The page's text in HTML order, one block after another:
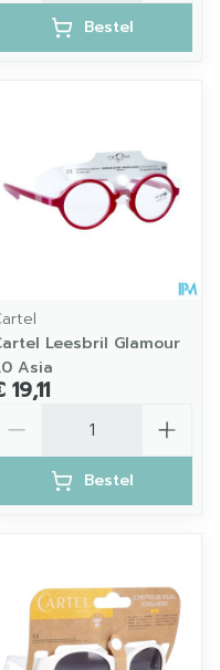
Bestel
Leesbril Glamour
Asia
19,11
Bestel